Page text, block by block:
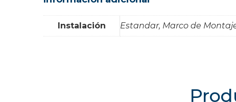
Instalación Estandar, Marco de